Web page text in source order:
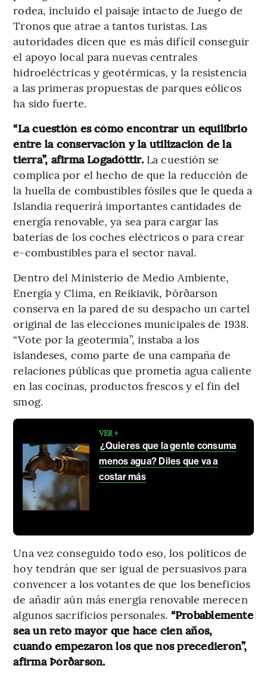
rodea, incluido el paisaje intacto de Juego de
Tronos que atrae a tantos turistas. Las
autoridades dicen que es más difícil conseguir
el apoyo local para nuevas centrales
hidroeléctricas y geotérmicas, y la resistencia
a las primeras propuestas de parques eólicos
ha sido fuerte.
“La cuestión es cómo encontrar un equilibrio
entre la conservación y la utilización de la
tierra”, afirma Logadóttir. La cuestión se
complica por el hecho de que la reducción de
la huella de combustibles fósiles que le queda a
Islandia requerirá importantes cantidades de
energía renovable, ya sea para cargar las
baterías de los coches eléctricos o para crear
e-combustibles para el sector naval.
Dentro del Ministerio de Medio Ambiente,
Energía y Clima, en Reikiavik, Þórðarson
conserva en la pared de su despacho un cartel
original de las elecciones municipales de 1938.
“Vote por la geotermia”, instaba a los
islandeses, como parte de una campaña de
relaciones públicas que prometía agua caliente
en las cocinas, productos frescos y el fin del
smog.
VER +
¿Quieres que la gente consuma
menos agua? Diles que va a
costar más
Una vez conseguido todo eso, los políticos de
hoy tendrán que ser igual de persuasivos para
convencer a los votantes de que los beneficios
de añadir aún más energía renovable merecen
algunos sacrificios personales. “Probablemente
sea un reto mayor que hace cien años,
cuando empezaron los que nos precedieron”,
afirma Þórðarson.